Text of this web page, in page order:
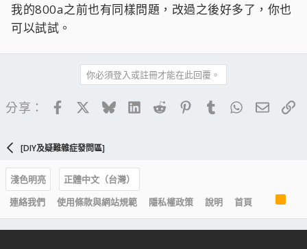
我的800a之前也有同樣問題，改過之後好多了，你也
可以試試。
你必須登入或註冊才能在此回覆。
分享： FacebookBlueskyLinkedIn
Reddit PinterestTumblrWhatsApp
電子
[DIY及疑難雜症發問區]
淺色明亮
正體中文（台灣）
連絡我們
使用條款與網站規範 隱私權政策 說明 首頁
R
S
S